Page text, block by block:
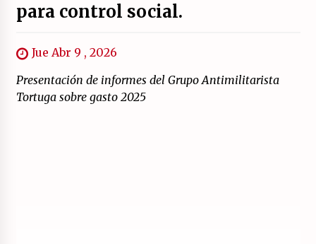
para control social.
Jue Abr 9 , 2026
Presentación de informes del Grupo Antimilitarista
Tortuga sobre gasto 2025